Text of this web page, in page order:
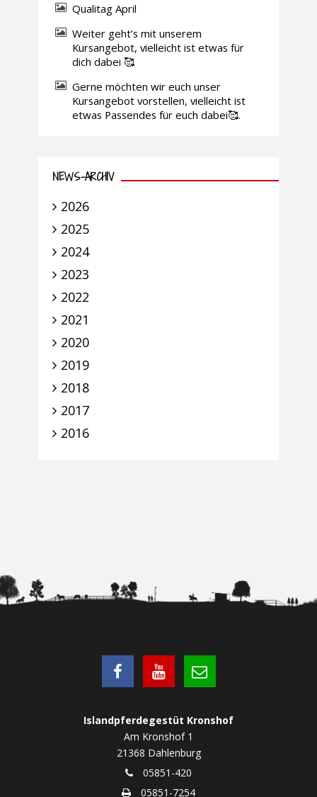
Qualitag April
Weiter geht’s mit unserem
Kursangebot, vielleicht ist etwas für
dich dabei 🥰
Gerne möchten wir euch unser
Kursangebot vorstellen, vielleicht ist
etwas Passendes für euch dabei🥰.
NEWS-ARCHIV
2026
2025
2024
2023
2022
2021
2020
2019
2018
2017
2016
Islandpferdegestüt Kronshof
Am Kronshof 1
21368 Dahlenburg
05851-420
05851-7254